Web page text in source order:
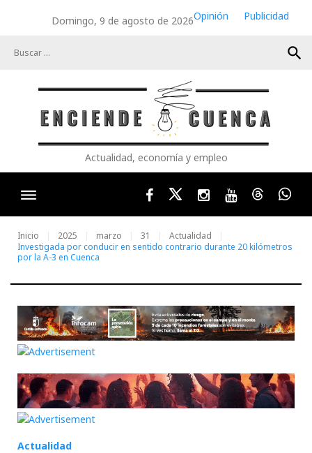
Domingo, 9 de agosto de 2026Opinión
Publicidad
search
Actualidad, economía y empleo
FacebookTwitterInstagram
YoutubeThreads
Inicio 2025 marzo 31
Actualidad
Investigada por conducir en sentido contrario durante 20 kilómetros
por la A-3 en Cuenca
Actualidad